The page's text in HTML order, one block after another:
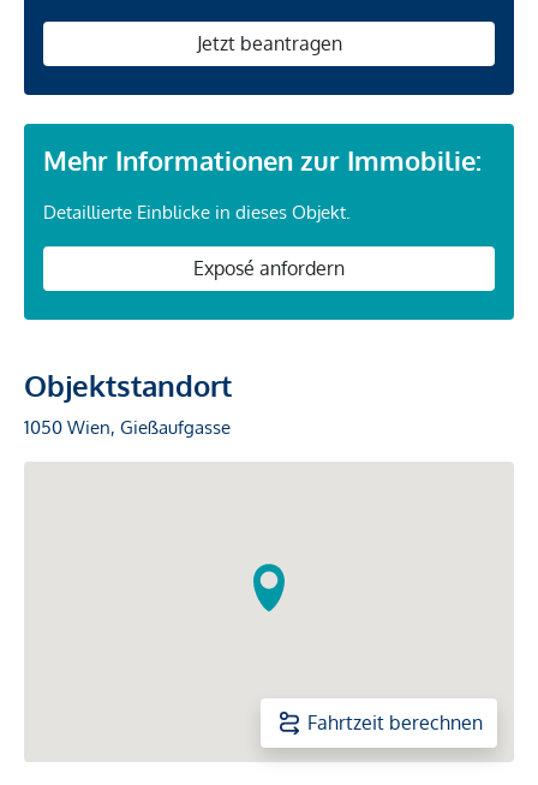
Jetzt beantragen
Mehr Informationen zur Immobilie:
Detaillierte Einblicke in dieses Objekt.
Exposé anfordern
Objektstandort
1050 Wien, Gießaufgasse
Fahrtzeit berechnen